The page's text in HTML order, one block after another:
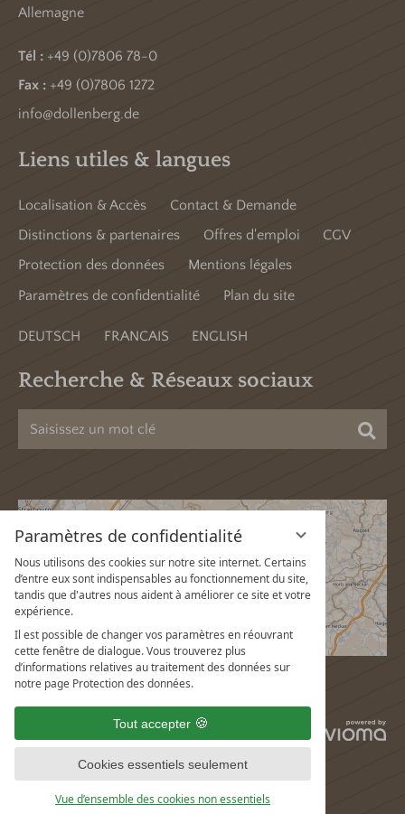
Paramètres de confidentialité
Nous utilisons des cookies sur notre site internet. Certains
d’entre eux sont indispensables au fonctionnement du site,
tandis que d'autres nous aident à améliorer ce site et votre
expérience.
Il est possible de changer vos paramètres en réouvrant
cette fenêtre de dialogue. Vous trouverez plus
d’informations relatives au traitement des données sur
notre page Protection des données.
Tout accepter
Cookies essentiels seulement
Vue d’ensemble des cookies non essentiels
Allemagne
Tél : +49 (0)7806 78-0
Fax : +49 (0)7806 1272
info@dollenberg.de
Liens utiles & langues
Localisation & Accès
Contact & Demande
Distinctions & partenaires
Offres d'emploi
CGV
Protection des données
Mentions légales
Paramètres de confidentialité
Plan du site
DEUTSCH FRANCAIS ENGLISH
Recherche & Réseaux sociaux